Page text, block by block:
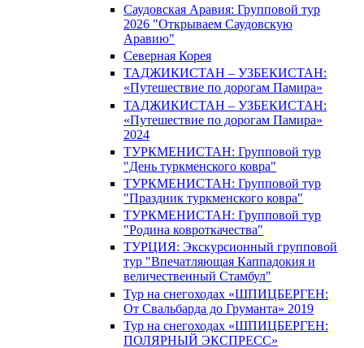
Саудовская Аравия: Групповой тур
2026 "Открываем Саудовскую
Аравию"
Северная Корея
ТАДЖИКИСТАН – УЗБЕКИСТАН:
«Путешествие по дорогам Памира»
ТАДЖИКИСТАН – УЗБЕКИСТАН:
«Путешествие по дорогам Памира»
2024
ТУРКМЕНИСТАН: Групповой тур
"День туркменского ковра"
ТУРКМЕНИСТАН: Групповой тур
"Праздник туркменского ковра"
ТУРКМЕНИСТАН: Групповой тур
"Родина ковроткачества"
ТУРЦИЯ: Экскурсионный групповой
тур "Впечатляющая Каппадокия и
величественный Стамбул"
Тур на снегоходах «ШПИЦБЕРГЕН:
От Свальбарда до Груманта» 2019
Тур на снегоходах «ШПИЦБЕРГЕН:
ПОЛЯРНЫЙ ЭКСПРЕСС»